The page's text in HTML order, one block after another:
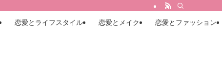
恋愛とライフスタイル 恋愛とメイク 恋愛とファッション